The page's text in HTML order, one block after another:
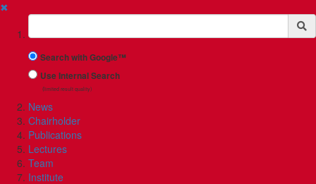
✖
Suchbegriff
Search with Google™
Use Internal Search
(limited result quality)
News
Chairholder
Publications
Lectures
Team
Institute